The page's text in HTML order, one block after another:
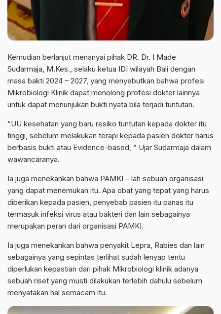
Kemudian berlanjut menanyai pihak DR. Dr. I Made
Sudarmaja, M.Kes., selaku ketua IDI wilayah Bali dengan
masa bakti 2024 – 2027, yang menyebutkan bahwa profesi
Mikrobiologi Klinik dapat menolong profesi dokter lainnya
untuk dapat menunjukan bukti nyata bila terjadi tuntutan.
“UU kesehatan yang baru resiko tuntutan kepada dokter itu
tinggi, sebelum melakukan terapi kepada pasien dokter harus
berbasis bukti atau Evidence-based, ” Ujar Sudarmaja dalam
wawancaranya.
Ia juga menekankan bahwa PAMKI – lah sebuah organisasi
yang dapat menemukan itu. Apa obat yang tepat yang harus
diberikan kepada pasien, penyebab pasien itu panas itu
termasuk infeksi virus atau bakteri dan lain sebagainya
merupakan peran dari organisasi PAMKI.
Ia juga menekankan bahwa penyakit Lepra, Rabies dan lain
sebagainya yang sepintas terlihat sudah lenyap tentu
diperlukan kepastian dari pihak Mikrobiologi klinik adanya
sebuah riset yang musti dilakukan terlebih dahulu sebelum
menyatakan hal semacam itu.